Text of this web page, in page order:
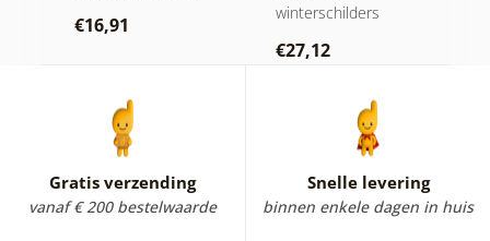
€16,91
winterschilders
€27,12
Gratis verzending
vanaf € 200 bestelwaarde
Snelle levering
binnen enkele dagen in huis